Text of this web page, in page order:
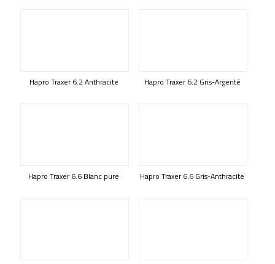
Hapro Traxer 6.2 Anthracite Hapro Traxer 6.2 Gris-Argenté
Hapro Traxer 6.6 Blanc pure Hapro Traxer 6.6 Gris-Anthracite